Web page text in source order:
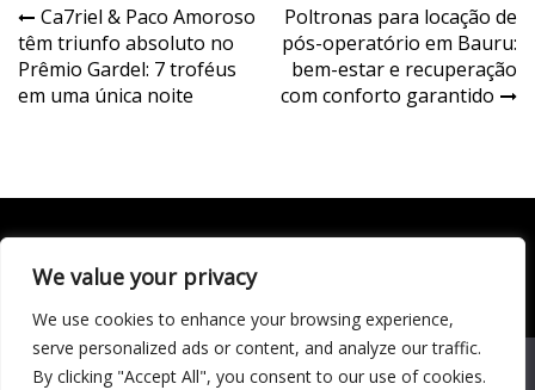
We value your privacy
We use cookies to enhance your browsing experience,
serve personalized ads or content, and analyze our traffic.
By clicking "Accept All", you consent to our use of cookies.
Navegação
de
Post
Ca7riel & Paco Amoroso
têm triunfo absoluto no
Prêmio Gardel: 7 troféus
em uma única noite
Poltronas para locação de
pós-operatório em Bauru:
bem-estar e recuperação
com conforto garantido
Todo conteúdo publicado neste portal, incluindo textos,
responsabilidade do autor. © 2020 - 2024 Todos os direitos
reservados ao site Matéria Livre Royale News by
ThemebeezWe use cookies to ensure that we give you the best